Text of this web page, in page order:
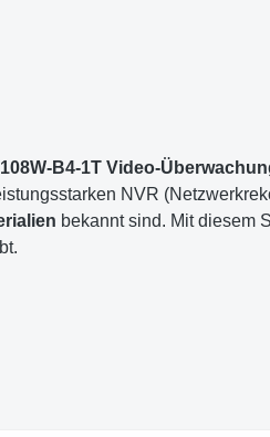
B4-1T Video-
NVR
bekannt sind. Mit diesem